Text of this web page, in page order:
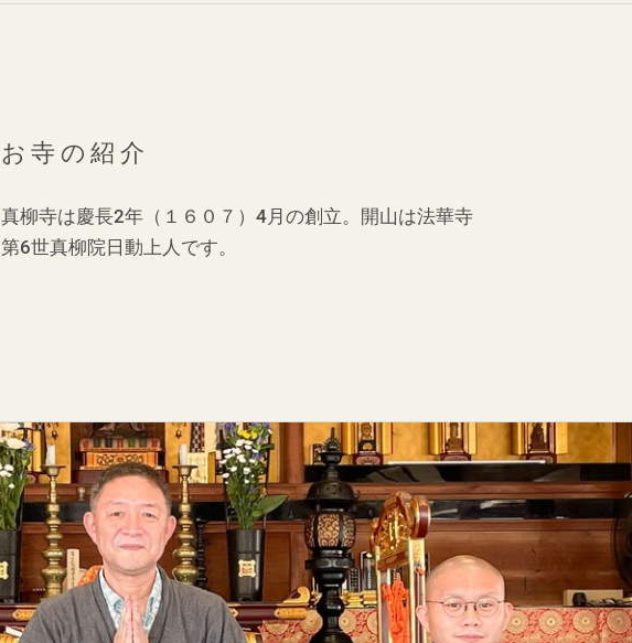
お寺の紹介
真柳寺は慶長2年（１６０７）4月の創立。開山は法華寺
第6世真柳院日動上人です。